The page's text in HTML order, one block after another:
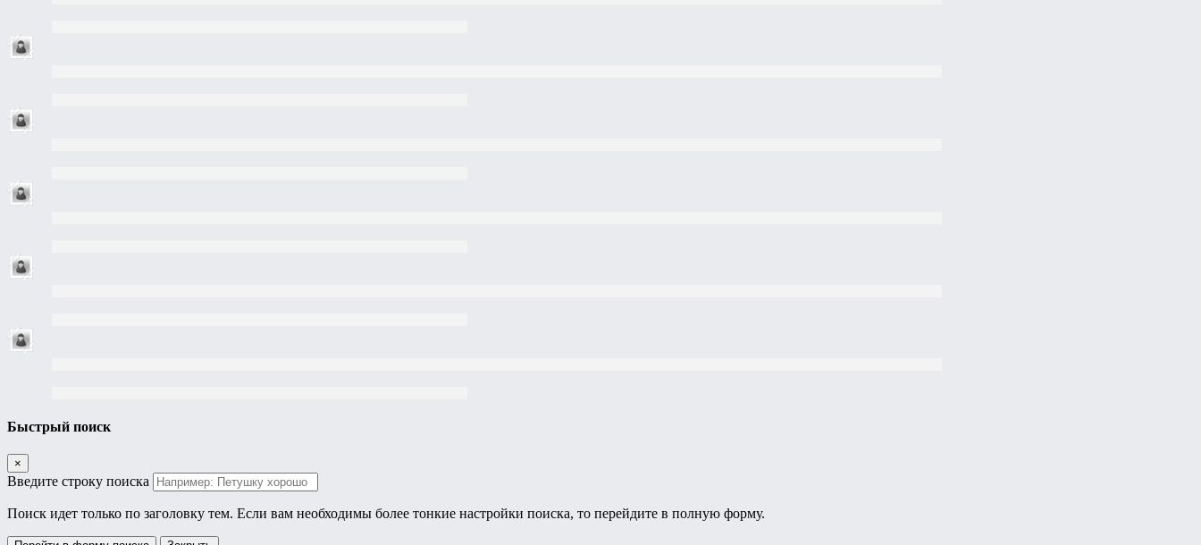
Быстрый поиск
×
Введите строку поиска
Поиск идет только по заголовку тем. Если вам необходимы более тонкие настройки поиска, то перейдите в полную форму.